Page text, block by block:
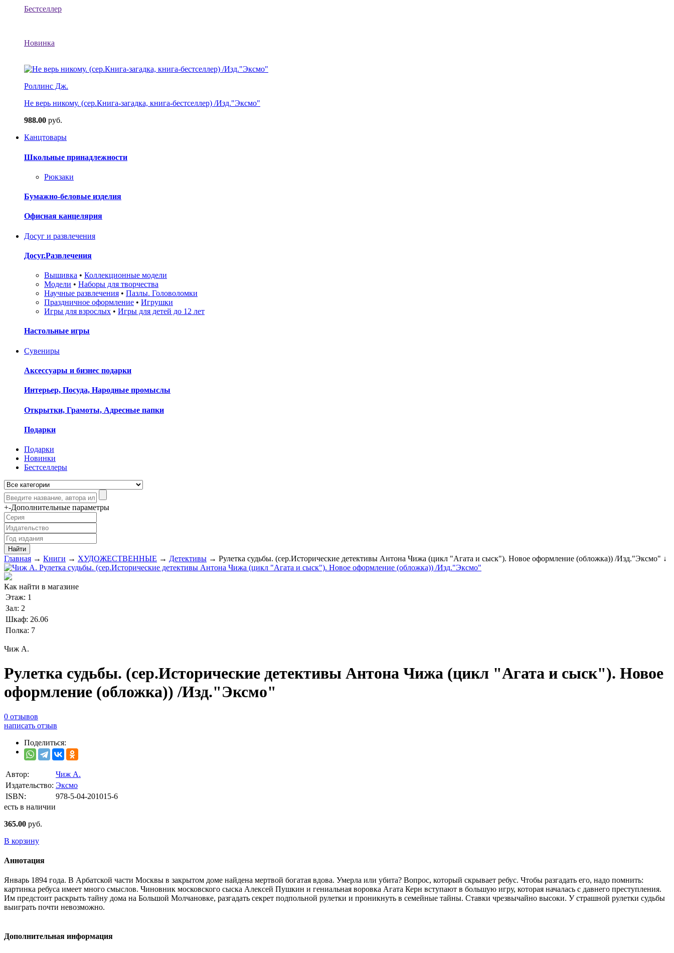
Бестселлер
Новинка
Роллинс Дж.
Не верь никому. (сер.Книга-загадка, книга-бестселлер) /Изд."Эксмо"
988.00 руб.
Канцтовары
Школьные принадлежности
Рюкзаки
Бумажно-беловые изделия
Офисная канцелярия
Досуг и развлечения
Досуг.Развлечения
Вышивка • Коллекционные модели
Модели • Наборы для творчества
Научные развлечения • Пазлы. Головоломки
Праздничное оформление • Игрушки
Игры для взрослых • Игры для детей до 12 лет
Настольные игры
Сувениры
Аксессуары и бизнес подарки
Интерьер, Посуда, Народные промыслы
Открытки, Грамоты, Адресные папки
Подарки
Подарки
Новинки
Бестселлеры
+-Дополнительные параметры
Главная → Книги → ХУДОЖЕСТВЕННЫЕ → Детективы → Рулетка судьбы. (сер.Исторические детективы Антона Чижа (цикл "Агата и сыск"). Новое оформление (обложка)) /Изд."Эксмо" ↓
Как найти в магазине
Этаж: 1
Зал: 2
Шкаф: 26.06
Полка: 7
Чиж А.
Рулетка судьбы. (сер.Исторические детективы Антона Чижа (цикл "Агата и сыск"). Новое
оформление (обложка)) /Изд."Эксмо"
0 отзывов
написать отзыв
Поделиться:
Автор:
Чиж А.
Издательство: Эксмо
ISBN:
978-5-04-201015-6
есть в наличии
365.00 руб.
В корзину
Аннотация
Январь 1894 года. В Арбатской части Москвы в закрытом доме найдена мертвой богатая вдова. Умерла или убита? Вопрос, который скрывает ребус. Чтобы разгадать его, надо помнить:
картинка ребуса имеет много смыслов. Чиновник московского сыска Алексей Пушкин и гениальная воровка Агата Керн вступают в большую игру, которая началась с давнего преступления.
Им предстоит раскрыть тайну дома на Большой Молчановке, разгадать секрет подпольной рулетки и проникнуть в семейные тайны. Ставки чрезвычайно высоки. У страшной рулетки судьбы
выиграть почти невозможно.
Дополнительная информация